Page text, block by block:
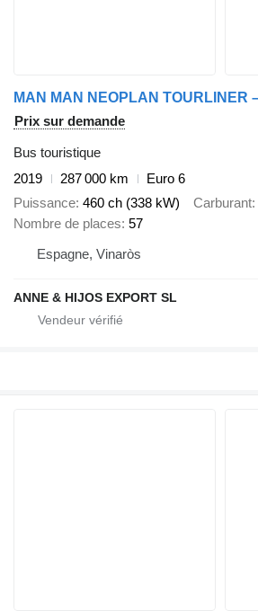
Prix sur demande
Bus touristique
2019
287 000 km
Euro 6
Puissance 460 ch (338 kW) Carburant
Nombre de places 57
Espagne, Vinaròs
ANNE & HIJOS EXPORT SL